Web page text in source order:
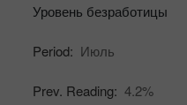
Уровень безработицы
Period: Июль
Prev. Reading: 4.2%